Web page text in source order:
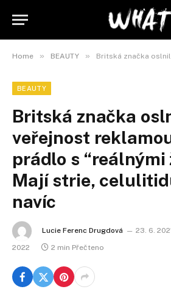
Home » BEAUTY » Britská značka oslnila veřejnost reklamou na
BEAUTY
Britská značka
veřejnost
prádlo s “reálnými
Mají strie,
navíc
Lucie Ferenc Drugdová 23. 6.
2022
2 min Přečteno